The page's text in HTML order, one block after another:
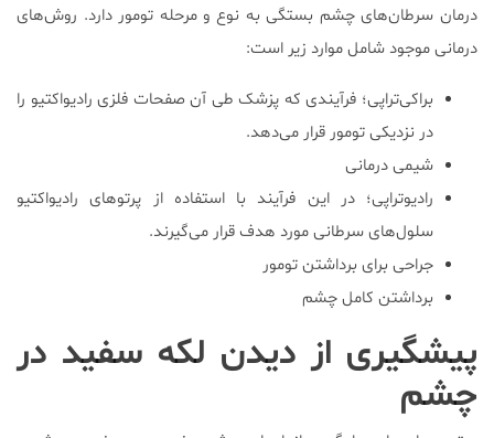
درمان سرطان‌های چشم بستگی به نوع و مرحله تومور دارد. روش‌های
درمانی موجود شامل موارد زیر است:
براکی‌تراپی؛ فرآیندی که پزشک طی آن صفحات فلزی رادیواکتیو را
در نزدیکی تومور قرار می‌دهد.
شیمی درمانی
رادیوتراپی؛ در این فرآیند با استفاده از پرتوهای رادیواکتیو
سلول‌های سرطانی مورد هدف قرار می‌گیرند.
جراحی برای برداشتن تومور
برداشتن کامل چشم
پیشگیری از دیدن لکه سفید در
چشم